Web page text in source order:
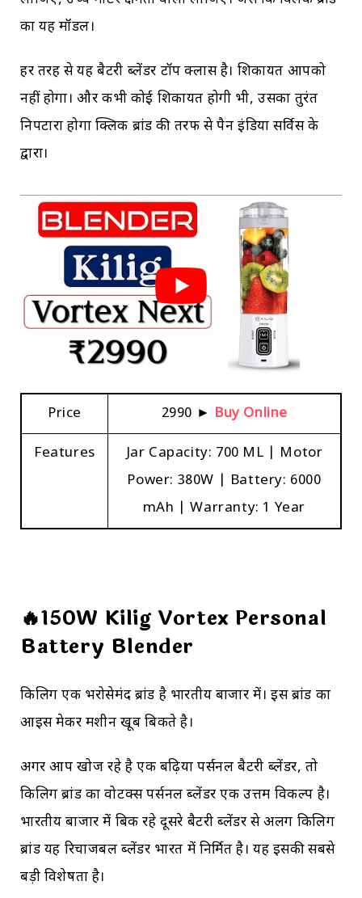
का यह मॉडल।
हर तरह से यह बैटरी ब्लेंडर टॉप क्लास है। शिकायत आपको
नहीं होगा। और कभी कोई शिकायत होगी भी, उसका तुरंत
निपटारा होगा क्लिक ब्रांड की तरफ से पैन इंडिया सर्विस के
द्वारा।
Price ₹2990 ► Buy Online
Features
Jar Capacity: 700 ML | Motor
Power: 380W | Battery: 6000
mAh | Warranty: 1 Year
🔥150W Kilig Vortex Personal
Battery Blender
किलिग एक भरोसेमंद ब्रांड है भारतीय बाजार में। इस ब्रांड का
आइस मेकर मशीन खूब बिकते है।
अगर आप खोज रहे है एक बढ़िया पर्सनल बैटरी ब्लेंडर, तो
किलिग ब्रांड का वोर्टेक्स पर्सनल ब्लेंडर एक उत्तम विकल्प है।
भारतीय बाजार में बिक रहे दूसरे बैटरी ब्लेंडर से अलग किलिग
ब्रांड यह रिचार्जेबल ब्लेंडर भारत में निर्मित है। यह इसकी सबसे
बड़ी विशेषता है।